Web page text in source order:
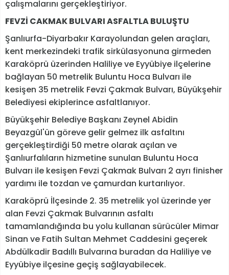
çalışmalarını gerçekleştiriyor.
FEVZİ CAKMAK BULVARI ASFALTLA BULUŞTU
Şanlıurfa-Diyarbakır Karayolundan gelen araçları,
kent merkezindeki trafik sirkülasyonuna girmeden
Karaköprü üzerinden Haliliye ve Eyyübiye ilçelerine
bağlayan 50 metrelik Buluntu Hoca Bulvarı ile
kesişen 35 metrelik Fevzi Çakmak Bulvarı, Büyükşehir
Belediyesi ekiplerince asfaltlanıyor.
Büyükşehir Belediye Başkanı Zeynel Abidin
Beyazgül'ün göreve gelir gelmez ilk asfaltını
gerçekleştirdiği 50 metre olarak açılan ve
Şanlıurfalıların hizmetine sunulan Buluntu Hoca
Bulvarı ile kesişen Fevzi Çakmak Bulvarı 2 ayrı finisher
yardımı ile tozdan ve çamurdan kurtarılıyor.
Karaköprü İlçesinde 2. 35 metrelik yol üzerinde yer
alan Fevzi Çakmak Bulvarının asfaltı
tamamlandığında bu yolu kullanan sürücüler Mimar
Sinan ve Fatih Sultan Mehmet Caddesini geçerek
Abdülkadir Badıllı Bulvarına buradan da Haliliye ve
Eyyübiye ilçesine geçiş sağlayabilecek.